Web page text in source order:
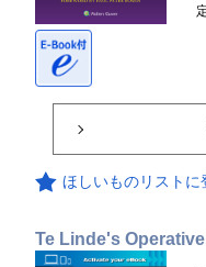
ほしいものリストに
Te Linde's